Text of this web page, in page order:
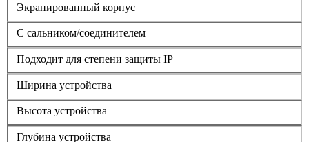
Экранированный корпус
С сальником/соединителем
Подходит для степени защиты IP
Ширина устройства
Высота устройства
Глубина устройства